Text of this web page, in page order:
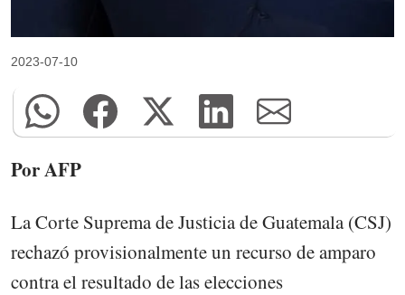
2023-07-10
Por AFP
La Corte Suprema de Justicia de Guatemala (CSJ)
rechazó provisionalmente un recurso de amparo
contra el resultado de las elecciones